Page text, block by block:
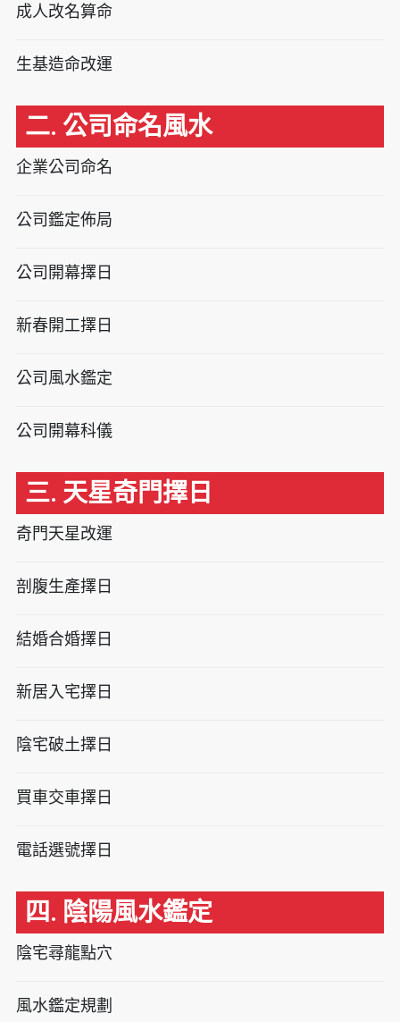
成人改名算命
生基造命改運
二. 公司命名風水
企業公司命名
公司鑑定佈局
公司開幕擇日
新春開工擇日
公司風水鑑定
公司開幕科儀
三. 天星奇門擇日
奇門天星改運
剖腹生產擇日
結婚合婚擇日
新居入宅擇日
陰宅破土擇日
買車交車擇日
電話選號擇日
四. 陰陽風水鑑定
陰宅尋龍點穴
風水鑑定規劃